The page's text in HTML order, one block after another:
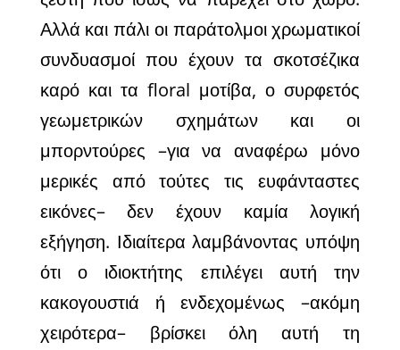
Αλλά και πάλι οι παράτολμοι χρωματικοί
συνδυασμοί που έχουν τα σκοτσέζικα
καρό και τα floral μοτίβα, ο συρφετός
γεωμετρικών σχημάτων και οι
μπορντούρες –για να αναφέρω μόνο
μερικές από τούτες τις ευφάνταστες
εικόνες– δεν έχουν καμία λογική
εξήγηση. Ιδιαίτερα λαμβάνοντας υπόψη
ότι ο ιδιοκτήτης επιλέγει αυτή την
κακογουστιά ή ενδεχομένως –ακόμη
χειρότερα– βρίσκει όλη αυτή τη